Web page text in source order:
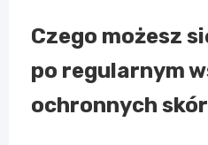
Czego możesz
po regularnym
ochronnych